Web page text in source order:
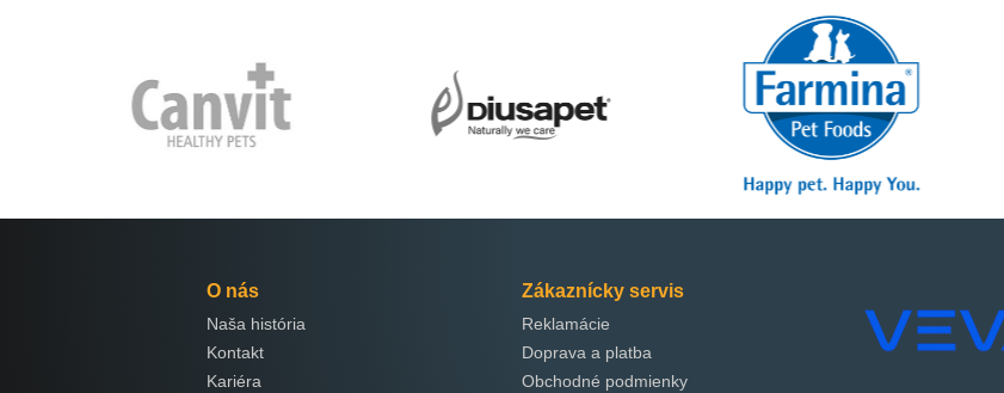
O nás
Naša história
Kontakt
Kariéra
Zákaznícky servis
Reklamácie
Doprava a platba
Obchodné podmienky